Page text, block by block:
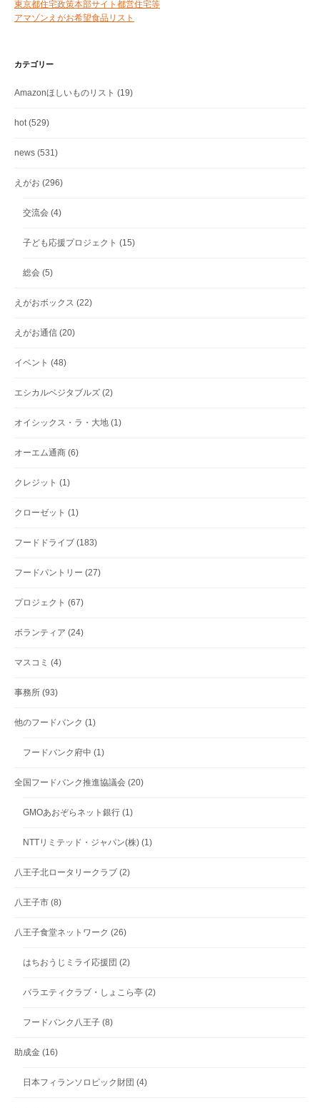
東京都住宅政策本部サイト都営住宅等
アマゾンえがお希望食品リスト
カテゴリー
Amazonほしいものリスト (19)
hot (529)
news (531)
えがお (296)
交流会 (4)
子ども応援プロジェクト (15)
総会 (5)
えがおボックス (22)
えがお通信 (20)
イベント (48)
エシカルベジタブルズ (2)
オイシックス・ラ・大地 (1)
オーエム通商 (6)
クレジット (1)
クローゼット (1)
フードドライブ (183)
フードパントリー (27)
プロジェクト (67)
ボランティア (24)
マスコミ (4)
事務所 (93)
他のフードバンク (1)
フードバンク府中 (1)
全国フードバンク推進協議会 (20)
GMOあおぞらネット銀行 (1)
NTTリミテッド・ジャパン(株) (1)
八王子北ロータリークラブ (2)
八王子市 (8)
八王子食堂ネットワーク (26)
はちおうじミライ応援団 (2)
バラエティクラブ・しょこら亭 (2)
フードバンク八王子 (8)
助成金 (16)
日本フィランソロピック財団 (4)